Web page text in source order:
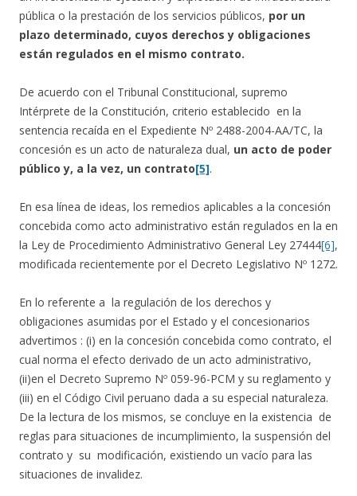
pública o la prestación de los servicios públicos, por un
plazo determinado, cuyos derechos y obligaciones
están regulados en el mismo contrato.
De acuerdo con el Tribunal Constitucional, supremo
Intérprete de la Constitución, criterio establecido en la
sentencia recaída en el Expediente Nº 2488-2004-AA/TC, la
concesión es un acto de naturaleza dual, un acto de poder
público y, a la vez, un contrato[5].
En esa línea de ideas, los remedios aplicables a la concesión
concebida como acto administrativo están regulados en la en
la Ley de Procedimiento Administrativo General Ley 27444[6],
modificada recientemente por el Decreto Legislativo Nº 1272.
En lo referente a la regulación de los derechos y
obligaciones asumidas por el Estado y el concesionarios
advertimos : (i) en la concesión concebida como contrato, el
cual norma el efecto derivado de un acto administrativo,
(ii)en el Decreto Supremo Nº 059-96-PCM y su reglamento y
(iii) en el Código Civil peruano dada a su especial naturaleza.
De la lectura de los mismos, se concluye en la existencia de
reglas para situaciones de incumplimiento, la suspensión del
contrato y su modificación, existiendo un vacío para las
situaciones de invalidez.